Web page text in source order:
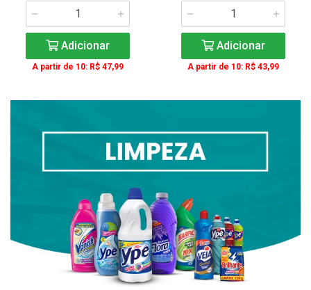
Adicionar
A partir de 10: R$ 47,99
Adicionar
A partir de 10: R$ 43,99